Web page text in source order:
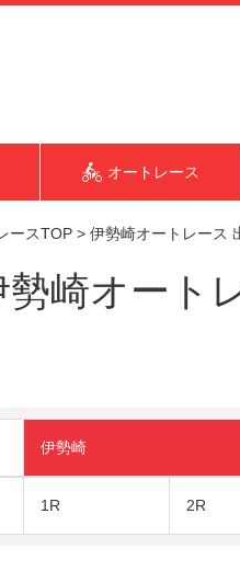
オートレース
ースTOP > 伊勢崎オートレース
勢崎オート
伊勢崎
1R 2R